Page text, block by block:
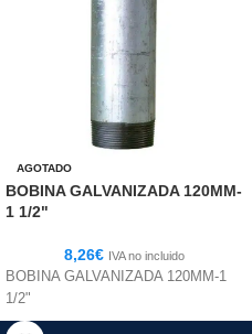
AGOTADO
BOBINA GALVANIZADA 120MM-
1 1/2"
8,26€ IVA no incluido
BOBINA GALVANIZADA 120MM-1
1/2"